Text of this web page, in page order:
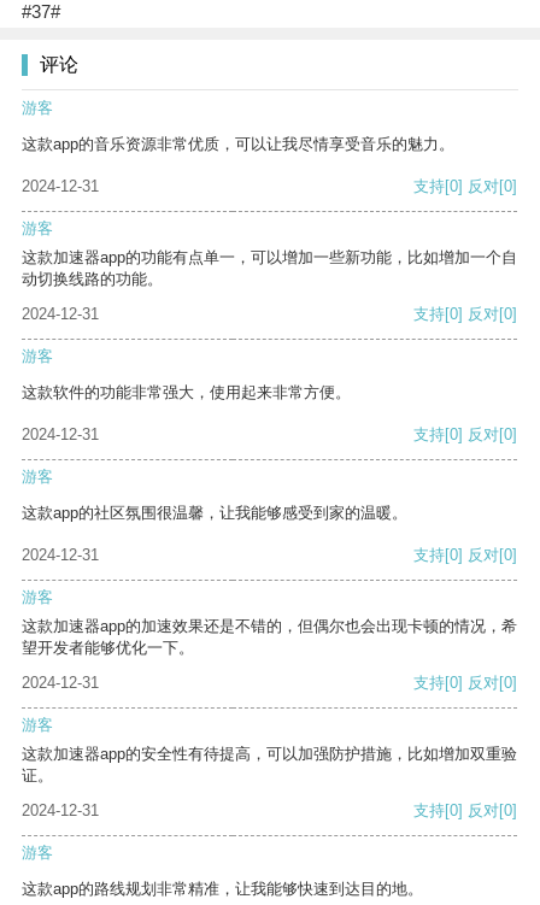
#37#
评论
游客
这款app的音乐资源非常优质，可以让我尽情享受音乐的魅力。
2024-12-31 支持[0] 反对[0]
游客
这款加速器app的功能有点单一，可以增加一些新功能，比如增加一个自
动切换线路的功能。
2024-12-31
支持[0] 反对[0]
游客
这款软件的功能非常强大，使用起来非常方便。
2024-12-31 支持[0] 反对[0]
游客
这款app的社区氛围很温馨，让我能够感受到家的温暖。
2024-12-31 支持[0] 反对[0]
游客
这款加速器app的加速效果还是不错的，但偶尔也会出现卡顿的情况，希
望开发者能够优化一下。
2024-12-31
支持[0] 反对[0]
游客
这款加速器app的安全性有待提高，可以加强防护措施，比如增加双重验
证。
2024-12-31
支持[0] 反对[0]
游客
这款app的路线规划非常精准，让我能够快速到达目的地。